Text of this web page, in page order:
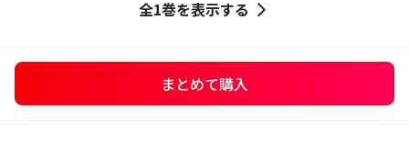
全1巻を表示する
まとめて購入